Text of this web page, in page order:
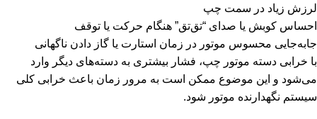
لرزش زیاد در سمت چپ
احساس کوبش یا صدای “تق‌تق” هنگام حرکت یا توقف
جابه‌جایی محسوس موتور در زمان استارت یا گاز دادن ناگهانی
با خرابی دسته موتور چپ، فشار بیشتری به دسته‌های دیگر وارد
می‌شود و این موضوع ممکن است به مرور زمان باعث خرابی کلی
سیستم نگهدارنده موتور شود.